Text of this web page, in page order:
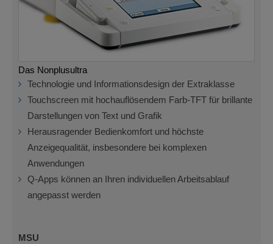
Das Nonplusultra
Technologie und Informationsdesign der Extraklasse
Touchscreen mit hochauflösendem Farb-TFT für brillante
Darstellungen von Text und Grafik
Herausragender Bedienkomfort und höchste
Anzeigequalität, insbesondere bei komplexen
Anwendungen
Q-Apps können an Ihren individuellen Arbeitsablauf
angepasst werden
MSU